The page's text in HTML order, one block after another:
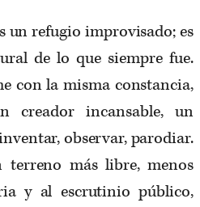
un refugio improvisado; es
de lo que siempre fue.
con la misma constancia,
creador incansable, un
observar, parodiar.
terreno más libre, menos
y al escrutinio público,